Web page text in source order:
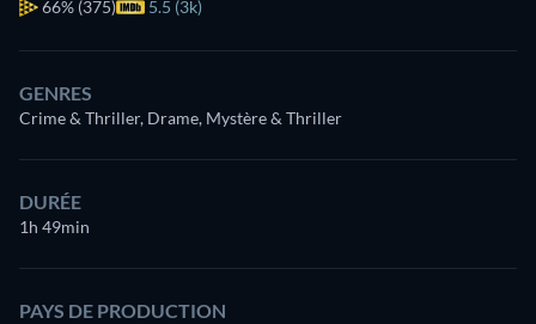
66% (375) 5.5 (3k)
GENRES
Crime & Thriller, Drame, Mystère & Thriller
DURÉE
1h 49min
PAYS DE PRODUCTION